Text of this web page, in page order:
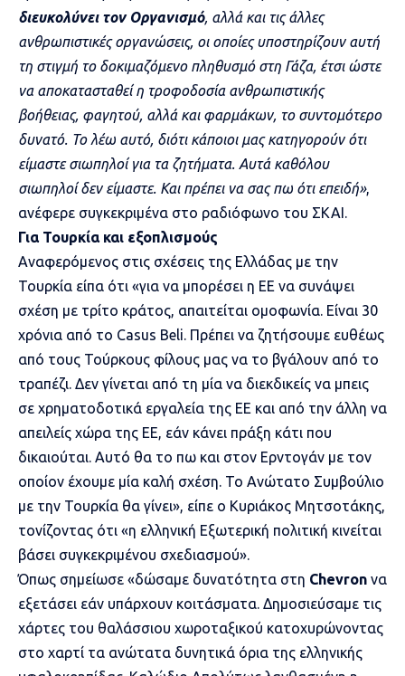
διευκολύνει τον Οργανισμό, αλλά και τις άλλες
ανθρωπιστικές οργανώσεις, οι οποίες υποστηρίζουν αυτή
τη στιγμή το δοκιμαζόμενο πληθυσμό στη Γάζα, έτσι ώστε
να αποκατασταθεί η τροφοδοσία ανθρωπιστικής
βοήθειας, φαγητού, αλλά και φαρμάκων, το συντομότερο
δυνατό. Το λέω αυτό, διότι κάποιοι μας κατηγορούν ότι
είμαστε σιωπηλοί για τα ζητήματα. Αυτά καθόλου
σιωπηλοί δεν είμαστε. Και πρέπει να σας πω ότι επειδή»,
ανέφερε συγκεκριμένα στο ραδιόφωνο του ΣΚΑΙ.
Για Τουρκία και εξοπλισμούς
Αναφερόμενος στις σχέσεις της Ελλάδας με την
Τουρκία είπα ότι «για να μπορέσει η ΕΕ να συνάψει
σχέση με τρίτο κράτος, απαιτείται ομοφωνία. Είναι 30
χρόνια από το Casus Beli. Πρέπει να ζητήσουμε ευθέως
από τους Τούρκους φίλους μας να το βγάλουν από το
τραπέζι. Δεν γίνεται από τη μία να διεκδικείς να μπεις
σε χρηματοδοτικά εργαλεία της ΕΕ και από την άλλη να
απειλείς χώρα της ΕΕ, εάν κάνει πράξη κάτι που
δικαιούται. Αυτό θα το πω και στον Ερντογάν με τον
οποίον έχουμε μία καλή σχέση. Το Ανώτατο Συμβούλιο
με την Τουρκία θα γίνει», είπε ο Κυριάκος Μητσοτάκης,
τονίζοντας ότι «η ελληνική Εξωτερική πολιτική κινείται
βάσει συγκεκριμένου σχεδιασμού».
Όπως σημείωσε «δώσαμε δυνατότητα στη Chevron να
εξετάσει εάν υπάρχουν κοιτάσματα. Δημοσιεύσαμε τις
χάρτες του θαλάσσιου χωροταξικού κατοχυρώνοντας
στο χαρτί τα ανώτατα δυνητικά όρια της ελληνικής